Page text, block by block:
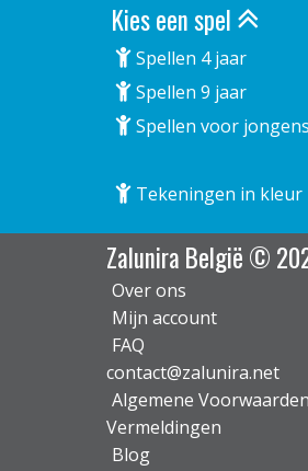
Kies een spel
Spellen 4 jaar
Spellen 9 jaar
Spellen voor jongens
Tekeningen in kleur
Zalunira België ©
Over ons
Mijn account
FAQ
contact@zalunira.net
Algemene
Vermeldingen
Blog